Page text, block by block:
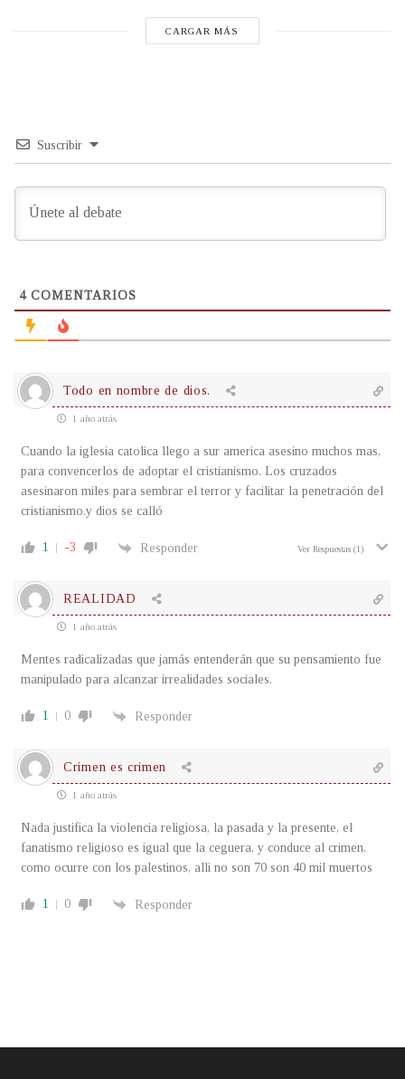
CARGAR MÁS
Suscribir
4COMENTARIOS
Todo en nombre de dios.
1 año atrás
Cuando la iglesia catolica llego a sur america asesino muchos mas,
para convencerlos de adoptar el cristianismo. Los cruzados
asesinaron miles para sembrar el terror y facilitar la penetración del
cristianismo.y dios se calló
1 -3 Responder Ver Respuestas (1)
REALIDAD
1 año atrás
Mentes radicalizadas que jamás entenderán que su pensamiento fue
manipulado para alcanzar irrealidades sociales.
1 0 Responder
Crimen es crimen
1 año atrás
Nada justifica la violencia religiosa, la pasada y la presente, el
fanatismo religioso es igual que la ceguera, y conduce al crimen,
como ocurre con los palestinos, alli no son 70 son 40 mil muertos
1 0 Responder